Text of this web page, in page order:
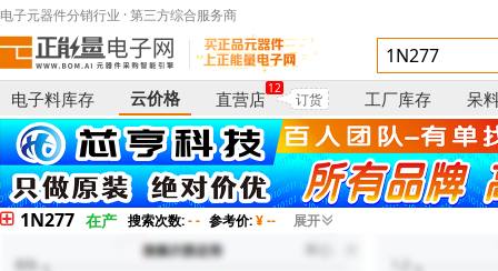
电子元器件分销行业 · 第三方综合服务商
电子料库存 云价格 直营店
12
订货 工厂库存 呆
1N277 在产 搜索次数:- - 参考价:¥ -- 展开